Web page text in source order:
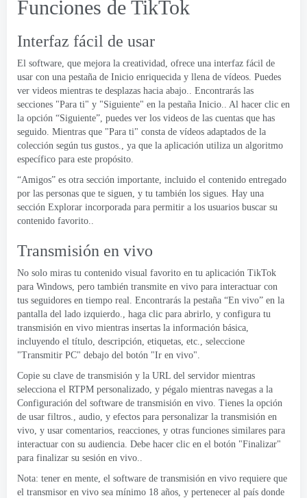
Funciones de TikTok
Interfaz fácil de usar
El software, que mejora la creatividad, ofrece una interfaz fácil de
usar con una pestaña de Inicio enriquecida y llena de vídeos. Puedes
ver videos mientras te desplazas hacia abajo.. Encontrarás las
secciones "Para ti" y "Siguiente" en la pestaña Inicio.. Al hacer clic en
la opción “Siguiente”, puedes ver los videos de las cuentas que has
seguido. Mientras que "Para ti" consta de vídeos adaptados de la
colección según tus gustos., ya que la aplicación utiliza un algoritmo
específico para este propósito.
“Amigos” es otra sección importante, incluido el contenido entregado
por las personas que te siguen, y tu también los sigues. Hay una
sección Explorar incorporada para permitir a los usuarios buscar su
contenido favorito..
Transmisión en vivo
No solo miras tu contenido visual favorito en tu aplicación TikTok
para Windows, pero también transmite en vivo para interactuar con
tus seguidores en tiempo real. Encontrarás la pestaña “En vivo” en la
pantalla del lado izquierdo., haga clic para abrirlo, y configura tu
transmisión en vivo mientras insertas la información básica,
incluyendo el título, descripción, etiquetas, etc., seleccione
"Transmitir PC" debajo del botón "Ir en vivo".
Copie su clave de transmisión y la URL del servidor mientras
selecciona el RTPM personalizado, y pégalo mientras navegas a la
Configuración del software de transmisión en vivo. Tienes la opción
de usar filtros., audio, y efectos para personalizar la transmisión en
vivo, y usar comentarios, reacciones, y otras funciones similares para
interactuar con su audiencia. Debe hacer clic en el botón "Finalizar"
para finalizar su sesión en vivo..
Nota: tener en mente, el software de transmisión en vivo requiere que
el transmisor en vivo sea mínimo 18 años, y pertenecer al país donde